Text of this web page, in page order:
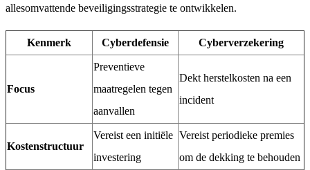
allesomvattende beveiligingsstrategie te ontwikkelen.
Kenmerk Cyberdefensie Cyberverzekering
Focus
Preventieve
maatregelen tegen
aanvallen
Dekt herstelkosten na een
incident
Kostenstructuur
Vereist een initiële
investering
Vereist periodieke premies
om de dekking te behouden